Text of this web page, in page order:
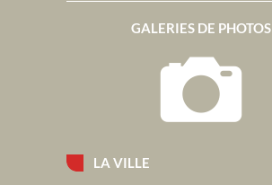
LA VILLE
GALERIES DE PHOTOS